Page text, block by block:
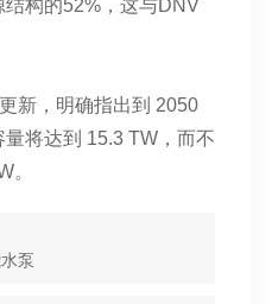
构的52%，这与DNV
新，明确指出到 2050
将达到 15.3 TW，而不
。
泵